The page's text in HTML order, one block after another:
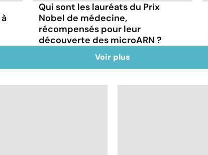
Qui sont les lauréats du Prix
Nobel de médecine,
récompensés pour leur
découverte des microARN ?
Voir plus